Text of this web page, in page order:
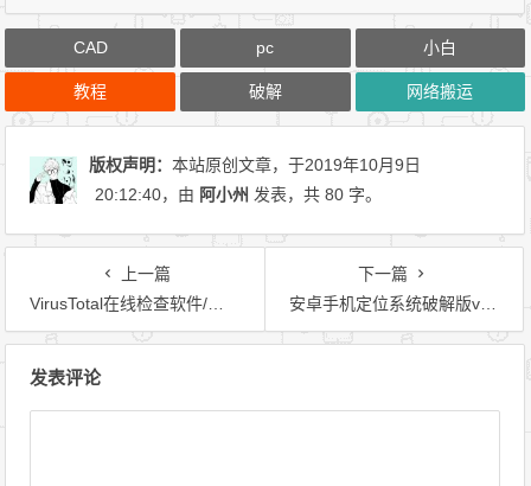
CAD pc 小白
教程 破解 网络搬运
版权声明：本站原创文章，于2019年10月9日
20:12:40，由 阿小州 发表，共 80 字。
上一篇
VirusTotal在线检查软件/网址的安全性网站
下一篇
安卓手机定位系统破解版v1.5
发表评论